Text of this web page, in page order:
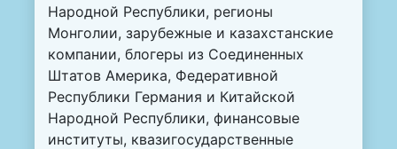
Народной Республики, регионы
Монголии, зарубежные и казахстанские
компании, блогеры из Соединенных
Штатов Америка, Федеративной
Республики Германия и Китайской
Народной Республики, финансовые
институты, квазигосударственные